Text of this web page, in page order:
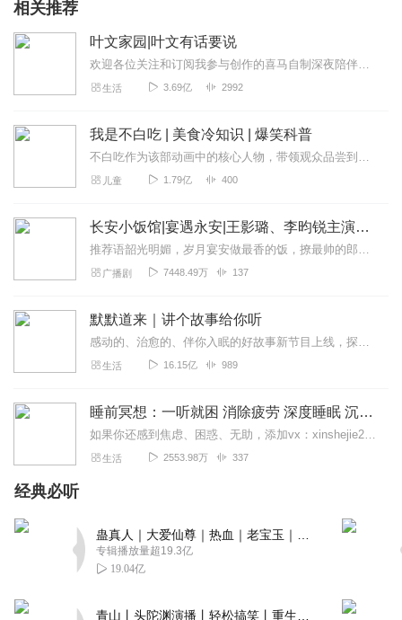
回复
就只看着我吧
很喜欢，是搬运视频吗，如果是搬运视频，能告诉我一下原
作者吗
希望可以更新的快点😛
可爱哆43
我很满意。^ ^开心🥳这个视频挺好，就是背景有点问题🤨
孤笙_陌言
超赞！给作者一个大大的支持
yvette_伊澜
超级喜欢看，可以催更嘛，希望多更一点点
回复 2023-04-08
哆啦A梦的口袋没有我
追更追更追更追更追更追更追更
相关推荐
叶文家园|叶文有话要说
欢迎各位关注和订阅我参与创作的喜马自制深夜陪伴谈话栏目《听你说·百态人声》【听你说·百态人声】每晚直播连线真实人间故事|叶文现场互动中|人间冷暖，抱团取暖每周...
生活 3.69亿 2992
我是不白吃 | 美食冷知识 | 爆笑科普
不白吃作为该部动画中的核心人物，带领观众品尝到中国乃至世界各地美食，深入寻常美食中的冷知识，通过美食传播人“传承与坚持”的匠心故事，引发观众共鸣，用最寻常普通的...
儿童 1.79亿 400
长安小饭馆|宴遇永安|王影璐、李昀锐主演影视原著|樱桃糕|美食甜宠两不误 8082Audio制作【高甜剧场】
推荐语韶光明媚，岁月宴安做最香的饭，撩最帅的郎这是一副唐朝美食俗画，这里有慢慢品味的爱与美食更多甜宠言情精品剧，尽在高甜剧场！内容简介京兆少尹林晏把目光放在那个...
广播剧 7448.49万 137
默默道来｜讲个故事给你听
感动的、治愈的、伴你入眠的好故事新节目上线，探索现实世界的无尽魅力，追求对生活的真实记录《听见人间真相》（点击名称，直达专辑）网易人间故事集持续更新中，邀您关注...
生活 16.15亿 989
睡前冥想：一听就困 消除疲劳 深度睡眠 沉浸体验
如果你还感到焦虑、困惑、无助，添加vx：xinshejie2018、vx公众号：宣萱心伴，与主播宣萱开启心灵交流之旅，共建温暖的精神家园！如果你喜欢我的内容，请...
生活 2553.98万 337
经典必听
专辑播放量超19.3亿
19.04亿